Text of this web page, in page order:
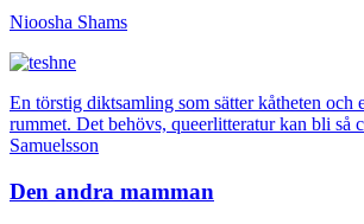
Nioosha Shams
En törstig diktsamling som sätter kåtheten och
rummet. Det behövs, queerlitteratur kan bli så
Samuelsson
Den andra mamman